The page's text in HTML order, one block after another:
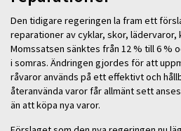
Den tidigare regeringen la fram ett
reparationer av cyklar, skor, lädervaror,
Momssatsen sänktes från 12 % till 6 %
i somras. Ändringen gjordes för att
råvaror används på ett effektivt och
återanvända varor får allmänt sett
än att köpa nya varor.